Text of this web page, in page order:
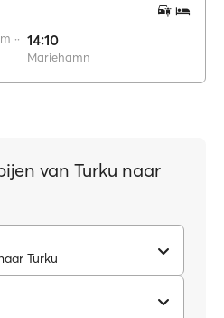
·· 14:10
Mariehamn
van Turku naar
Turku